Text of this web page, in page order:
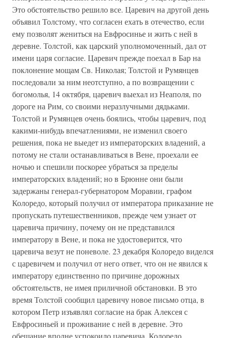
Это обстоятельство решило все. Царевич на другой день
объявил Толстому, что согласен ехать в отечество, если
ему позволят жениться на Евфросинье и жить с ней в
деревне. Толстой, как царский уполномоченный, дал от
имени царя согласие. Царевич прежде поехал в Бар на
поклонение мощам Св. Николая; Толстой и Румянцев
последовали за ним неотступно, а по возвращении с
богомолья, 14 октября, царевич выехал из Неаполя, по
дороге на Рим, со своими неразлучными дядьками.
Толстой и Румянцев очень боялись, чтобы царевич, под
какими-нибудь впечатлениями, не изменил своего
решения, пока не выедет из императорских владений, а
потому не стали останавливаться в Вене, проехали ее
ночью и спешили поскорее убраться за пределы
императорских владений; но в Брюнне они были
задержаны генерал-губернатором Моравии, графом
Колоредо, который получил от императора приказание не
пропускать путешественников, прежде чем узнает от
царевича причину, почему он не представился
императору в Вене, и пока не удостоверится, что
царевича везут не поневоле. 23 декабря Колоредо виделся
с царевичем и получил от него ответ, что он не явился к
императору единственно по причине дорожных
обстоятельств, не имея приличной обстановки. В это
время Толстой сообщил царевичу новое письмо отца, в
котором Петр изъявлял согласие на брак Алексея с
Евфросиньей и проживание с ней в деревне. Это
обещание вполне успокоило царевича. Колоредо